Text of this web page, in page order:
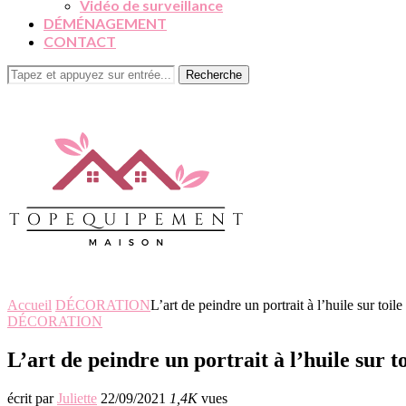
Vidéo de surveillance
DÉMÉNAGEMENT
CONTACT
Recherche
Accueil DÉCORATIONL’art de peindre un portrait à l’huile sur toile
DÉCORATION
L’art de peindre un portrait à l’huile sur
écrit parJuliette 22/09/2021 1,4Kvues